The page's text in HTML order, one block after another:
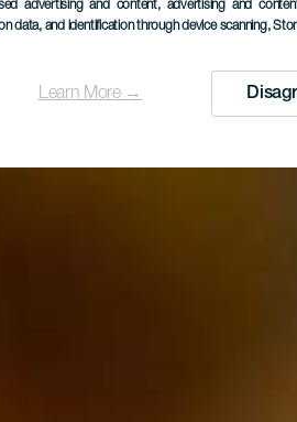
advertising and content, advertising and
data, and identification through device scanning,
Learn More →